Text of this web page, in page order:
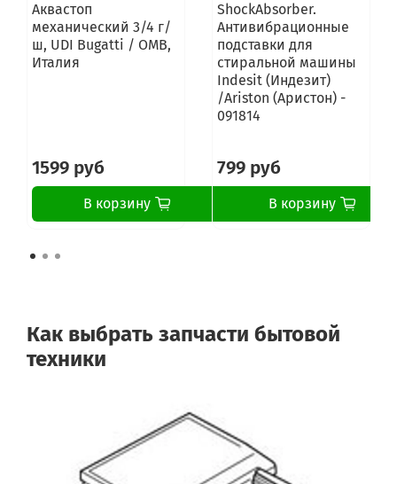
Аквастоп
механический 3/4 г/
ш, UDI Bugatti / OMB,
Италия
1599 руб
В корзину
ShockAbsorber.
Антивибрационные
подставки для
стиральной машины
Indesit (Индезит)
/Ariston (Аристон) -
091814
799 руб
В корзину
Как выбрать запчасти бытовой
техники